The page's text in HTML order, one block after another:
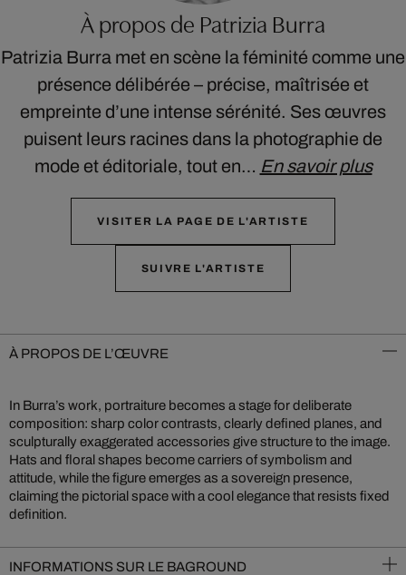
À propos de Patrizia Burra
Patrizia Burra met en scène la féminité comme une
présence délibérée – précise, maîtrisée et
empreinte d’une intense sérénité. Ses œuvres
puisent leurs racines dans la photographie de
mode et éditoriale, tout en… En savoir plus
VISITER LA PAGE DE L'ARTISTE
SUIVRE L'ARTISTE
À PROPOS DE L’ŒUVRE
In Burra’s work, portraiture becomes a stage for deliberate
composition: sharp color contrasts, clearly defined planes, and
sculpturally exaggerated accessories give structure to the image.
Hats and floral shapes become carriers of symbolism and
attitude, while the figure emerges as a sovereign presence,
claiming the pictorial space with a cool elegance that resists fixed
definition.
INFORMATIONS SUR LE BAGROUND